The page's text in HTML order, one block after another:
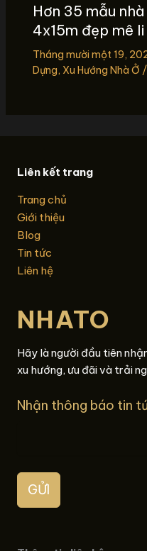
Hơn 35 mẫu
4x15m đẹp mê
Tháng mười một 19,
Dựng, Xu Hướng Nhà Ở
Liên kết trang
Trang chủ
Giới thiệu
Blog
Tin tức
Liên hệ
NHATO
Hãy là người đầu tiên
xu hướng, ưu đãi và trải
Nhận thông báo tin
GỬI